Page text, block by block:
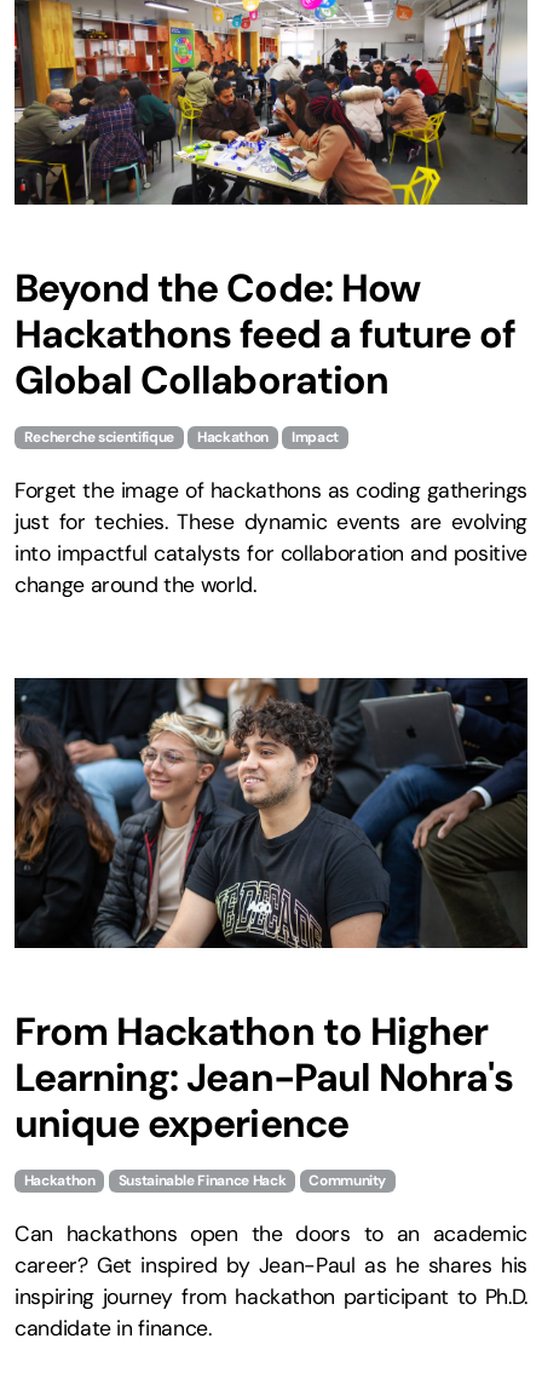
Beyond the Code: How
Hackathons feed a future of
Global Collaboration
Recherche scientifique Hackathon Impact
Forget the image of hackathons as coding gatherings
just for techies. These dynamic events are evolving
into impactful catalysts for collaboration and positive
change around the world.
From Hackathon to Higher
Learning: Jean-Paul Nohra's
unique experience
Hackathon Sustainable Finance Hack Community
Can hackathons open the doors to an academic
career? Get inspired by Jean-Paul as he shares his
inspiring journey from hackathon participant to Ph.D.
candidate in finance.